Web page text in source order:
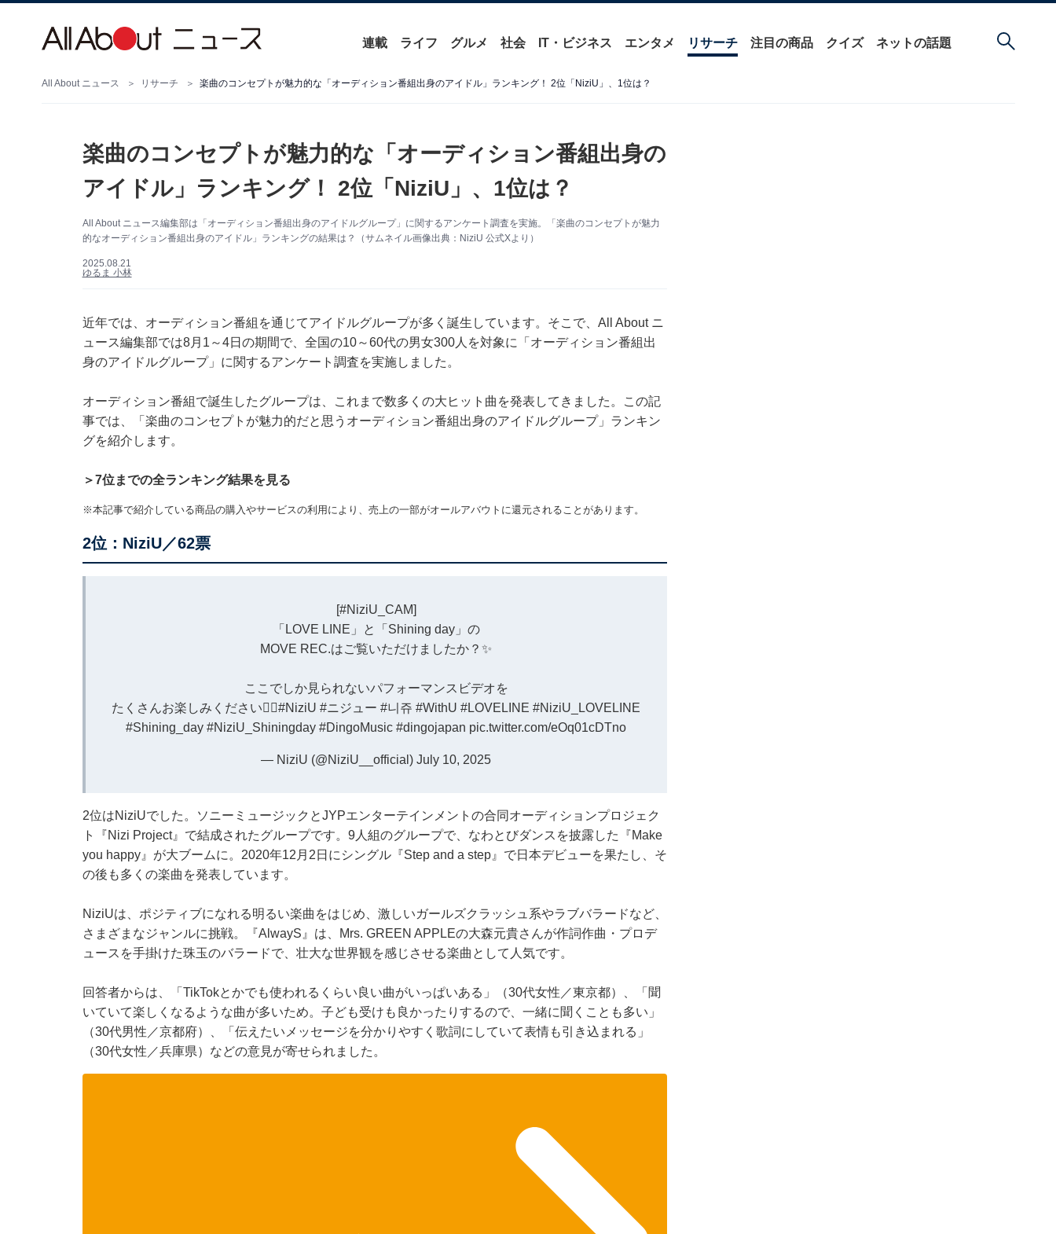
連載 ライフ グルメ 社会 IT・ビジネス エンタメ リサーチ 注目の商品 クイズ ネットの話題
All About ニュース リサーチ 楽曲のコンセプトが魅力的な「オーディション番組出身のアイドル」ランキング！ 2位「NiziU」、1位は？
楽曲のコンセプトが魅力的な「オーディション番組出身の
アイドル」ランキング！ 2位「NiziU」、1位は？
All About ニュース編集部は「オーディション番組出身のアイドルグループ」に関するアンケート調査を実施。「楽曲のコンセプトが魅力
的なオーディション番組出身のアイドル」ランキングの結果は？（サムネイル画像出典：NiziU 公式Xより）
2025.08.21
ゆるま 小林
近年では、オーディション番組を通じてアイドルグループが多く誕生しています。そこで、All About ニ
ュース編集部では8月1～4日の期間で、全国の10～60代の男女300人を対象に「オーディション番組出
身のアイドルグループ」に関するアンケート調査を実施しました。
オーディション番組で誕生したグループは、これまで数多くの大ヒット曲を発表してきました。この記
事では、「楽曲のコンセプトが魅力的だと思うオーディション番組出身のアイドルグループ」ランキン
グを紹介します。
＞7位までの全ランキング結果を見る
※本記事で紹介している商品の購入やサービスの利用により、売上の一部がオールアバウトに還元されることがあります。
2位：NiziU／62票
[#NiziU_CAM]
「LOVE LINE」と「Shining day」の
MOVE REC.はご覧いただけましたか？✨
ここでしか見られないパフォーマンスビデオを
たくさんお楽しみください🧚‍♀️#NiziU #ニジュー #니쥬 #WithU #LOVELINE #NiziU_LOVELINE
#Shining_day #NiziU_Shiningday #DingoMusic #dingojapan pic.twitter.com/eOq01cDTno
— NiziU (@NiziU__official) July 10, 2025
2位はNiziUでした。ソニーミュージックとJYPエンターテインメントの合同オーディションプロジェク
ト『Nizi Project』で結成されたグループです。9人組のグループで、なわとびダンスを披露した『Make
you happy』が大ブームに。2020年12月2日にシングル『Step and a step』で日本デビューを果たし、そ
の後も多くの楽曲を発表しています。
NiziUは、ポジティブになれる明るい楽曲をはじめ、激しいガールズクラッシュ系やラブバラードなど、
さまざまなジャンルに挑戦。『AlwayS』は、Mrs. GREEN APPLEの大森元貴さんが作詞作曲・プロデ
ュースを手掛けた珠玉のバラードで、壮大な世界観を感じさせる楽曲として人気です。
回答者からは、「TikTokとかでも使われるくらい良い曲がいっぱいある」（30代女性／東京都）、「聞
いていて楽しくなるような曲が多いため。子ども受けも良かったりするので、一緒に聞くことも多い」
（30代男性／京都府）、「伝えたいメッセージを分かりやすく歌詞にしていて表情も引き込まれる」
（30代女性／兵庫県）などの意見が寄せられました。